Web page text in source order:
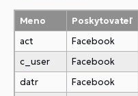
Meno Poskytovateľ
act
Facebook
c_user
Facebook
datr
Facebook